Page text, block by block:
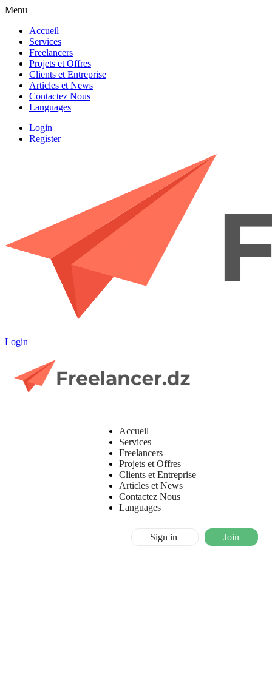
Menu
Accueil
Services
Freelancers
Projets et Offres
Clients et Entreprise
Articles et News
Contactez Nous
Languages
Login
Register
Login
Accueil
Services
Freelancers
Projets et Offres
Clients et Entreprise
Articles et News
Contactez Nous
Languages
Sign in Join